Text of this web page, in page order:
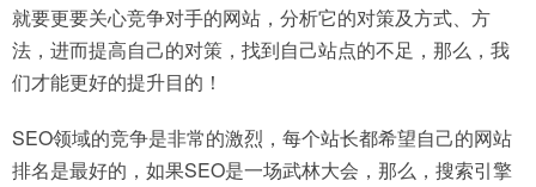
就要更要关心竞争对手的网站，分析它的对策及方式、方
法，进而提高自己的对策，找到自己站点的不足，那么，我
们才能更好的提升目的！
SEO领域的竞争是非常的激烈，每个站长都希望自己的网站
排名是最好的，如果SEO是一场武林大会，那么，搜索引擎